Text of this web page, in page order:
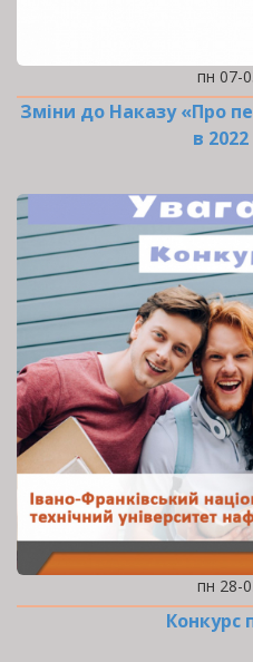
пн 07-
Зміни до Наказу «Про
в
пн 28-
Конкурс